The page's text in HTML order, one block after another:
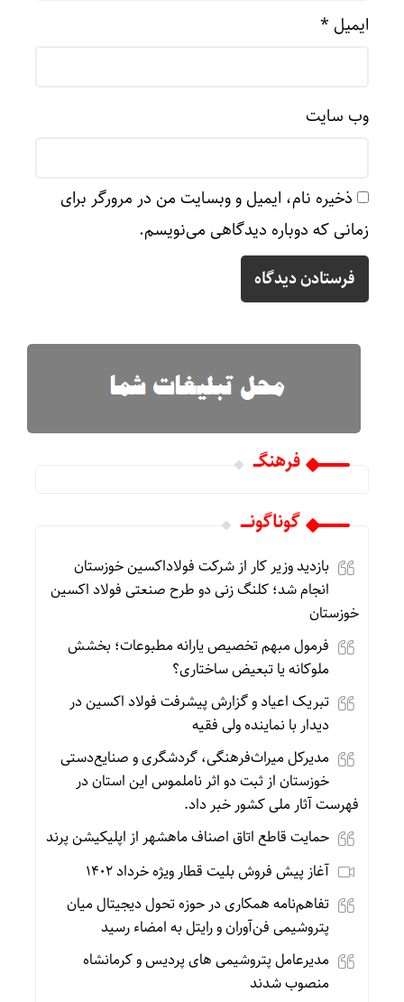
ایمیل *
وب‌ سایت
ذخیره نام، ایمیل و وبسایت من در مرورگر برای
زمانی که دوباره دیدگاهی می‌نویسم.
فرهنگـــ
گوناگونـــــ
بازدید وزیر کار از شرکت فولاداکسین خوزستان
انجام شد؛ کلنگ زنی دو طرح صنعتی فولاد اکسین
خوزستان
فرمول مبهم تخصیص یارانه مطبوعات؛ بخشش
ملوکانه یا تبعیض ساختاری؟
تبریک اعیاد و گزارش پیشرفت فولاد اکسین در
دیدار با نماینده ولی فقیه
مدیرکل میراث‌فرهنگی، گردشگری و صنایع‌دستی
خوزستان از ثبت دو اثر ناملموس این استان در
فهرست آثار ملی کشور خبر داد.
حمایت قاطع اتاق اصناف ماهشهر از اپلیکیشن پرند
آغاز پیش فروش بلیت قطار ویژه خرداد ۱۴۰۲
تفاهم‌نامه همکاری در حوزه تحول دیجیتال میان
پتروشیمی فن‌آوران و رایتل به امضاء رسید
مدیرعامل پتروشیمی های پردیس و کرمانشاه
منصوب شدند